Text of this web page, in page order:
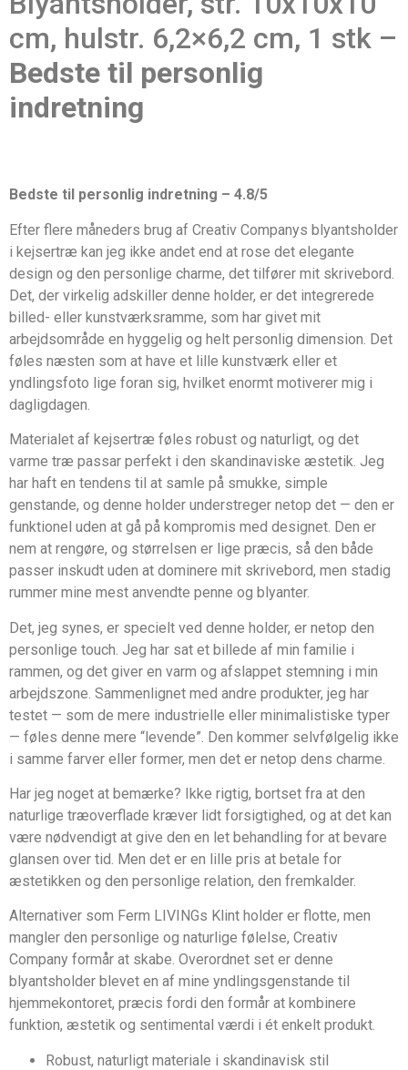
cm, hulstr. 6,2×6,2 cm, 1 stk –
Bedste til personlig
indretning
Bedste til personlig indretning – 4.8/5
Efter flere måneders brug af Creativ Companys blyantsholder
i kejsertræ kan jeg ikke andet end at rose det elegante
design og den personlige charme, det tilfører mit skrivebord.
Det, der virkelig adskiller denne holder, er det integrerede
billed- eller kunstværksramme, som har givet mit
arbejdsområde en hyggelig og helt personlig dimension. Det
føles næsten som at have et lille kunstværk eller et
yndlingsfoto lige foran sig, hvilket enormt motiverer mig i
dagligdagen.
Materialet af kejsertræ føles robust og naturligt, og det
varme træ passar perfekt i den skandinaviske æstetik. Jeg
har haft en tendens til at samle på smukke, simple
genstande, og denne holder understreger netop det — den er
funktionel uden at gå på kompromis med designet. Den er
nem at rengøre, og størrelsen er lige præcis, så den både
passer inskudt uden at dominere mit skrivebord, men stadig
rummer mine mest anvendte penne og blyanter.
Det, jeg synes, er specielt ved denne holder, er netop den
personlige touch. Jeg har sat et billede af min familie i
rammen, og det giver en varm og afslappet stemning i min
arbejdszone. Sammenlignet med andre produkter, jeg har
testet — som de mere industrielle eller minimalistiske typer
— føles denne mere “levende”. Den kommer selvfølgelig ikke
i samme farver eller former, men det er netop dens charme.
Har jeg noget at bemærke? Ikke rigtig, bortset fra at den
naturlige træoverflade kræver lidt forsigtighed, og at det kan
være nødvendigt at give den en let behandling for at bevare
glansen over tid. Men det er en lille pris at betale for
æstetikken og den personlige relation, den fremkalder.
Alternativer som Ferm LIVINGs Klint holder er flotte, men
mangler den personlige og naturlige følelse, Creativ
Company formår at skabe. Overordnet set er denne
blyantsholder blevet en af mine yndlingsgenstande til
hjemmekontoret, præcis fordi den formår at kombinere
funktion, æstetik og sentimental værdi i ét enkelt produkt.
Robust, naturligt materiale i skandinavisk stil